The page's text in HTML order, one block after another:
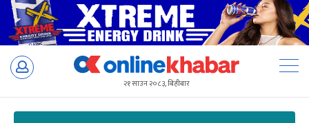
Skip
२१ साउन २०८३, बिहीबार